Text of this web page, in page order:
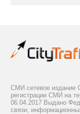
СМИ сетевое издание
регистрации СМИ на
06.04.2017 Выдано
связи,